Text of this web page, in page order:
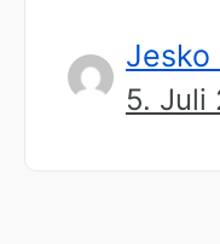
Jesko
5. Juli